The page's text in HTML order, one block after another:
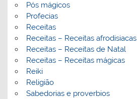
Pós mágicos
Profecias
Receitas
Receitas – Receitas afrodisiacas
Receitas – Receitas de Natal
Receitas – Receitas mágicas
Reiki
Religião
Sabedorias e proverbios